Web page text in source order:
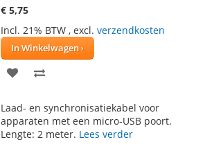
€ 5,75
Incl. 21% BTW , excl. verzendkosten
In Winkelwagen
VOEG
AAN
VERLANGLIJST
TE
Laad- en synchronisatiekabel voor
apparaten met een micro-USB poort.
Lengte: 2 meter. Lees verder